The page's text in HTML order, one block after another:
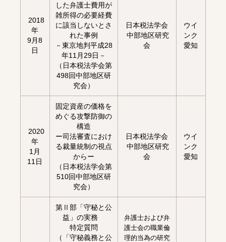
2018
年
9月8
日
した弁護士費用が
雑所得の必要経費
に該当しないとさ
れた事例
－東京地判平成28
年11月29日－
（日本税法学会第
498回中部地区研
究会）
日本税法学会
中部地区研究
会
ウイ
ンク
愛知
2020
年
1月
11日
固定資産の価格を
めぐる攻撃防御の
構造
ー司法審査におけ
る裁量統制の視点
からー
（日本税法学会第
510回中部地区研
究会）
日本税法学会
中部地区研究
会
ウイ
ンク
愛知
第Ⅱ部「守秘と公
益」の実務
特定質問
（「守秘義務と公
弁護士および弁
護士会の職業倫
理的当為の研究